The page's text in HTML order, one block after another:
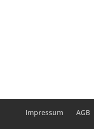
Impressum AGB